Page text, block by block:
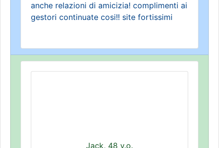
anche relazioni di amicizia! complimenti ai
gestori continuate cosi!! site fortissimi
Jack, 48 y.o.